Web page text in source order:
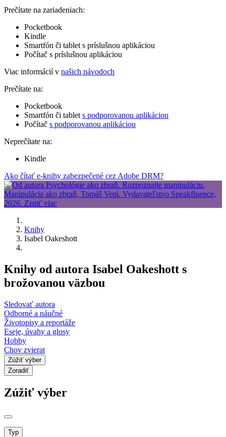
Prečítate na zariadeniach:
Pocketbook
Kindle
Smartfón či tablet s príslušnou aplikáciou
Počítač s príslušnou aplikáciou
Viac informácií v našich návodoch
Prečítate na:
Pocketbook
Smartfón či tablet s podporovanou aplikáciou
Počítač s podporovanou aplikáciou
Neprečítate na:
Kindle
Ako čítať e-knihy zabezpečené cez Adobe DRM?
Knihy
Isabel Oakeshott
Knihy od autora Isabel Oakeshott s
brožovanou väzbou
Sledovať autora
Odborné a náučné
Životopisy a reportáže
Eseje, úvahy a glosy
Hobby
Chov zvierat
Zúžiť výber
Zoradiť
Zúžiť výber
Typ